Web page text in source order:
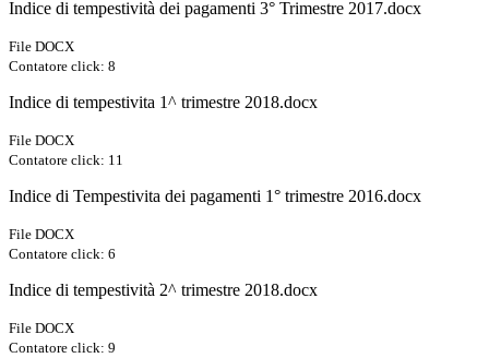
Indice di tempestività dei pagamenti 3° Trimestre 2017.docx
File DOCX
Contatore click: 8
Indice di tempestivita 1^ trimestre 2018.docx
File DOCX
Contatore click: 11
Indice di Tempestivita dei pagamenti 1° trimestre 2016.docx
File DOCX
Contatore click: 6
Indice di tempestività 2^ trimestre 2018.docx
File DOCX
Contatore click: 9